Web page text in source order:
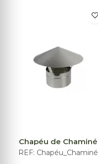
Chapéu de Chaminé
REF: Chapéu_Chaminé